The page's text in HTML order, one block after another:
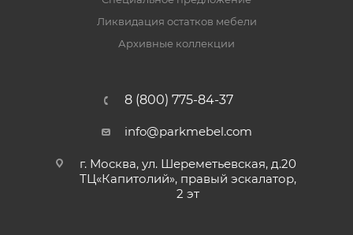
Ликвидация остатков мебели
Архивные коллекции
8 (800) 775-84-37
info@parkmebel.com
г. Москва, ул. Шереметьевская, д.20
ТЦ«Капитолий», правый эскалатор,
2 эт